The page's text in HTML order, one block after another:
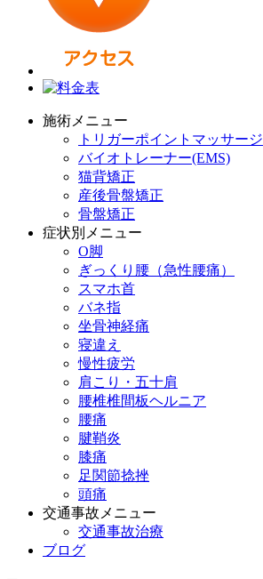
施術メニュー
トリガーポイントマッサージ
バイオトレーナー(EMS)
猫背矯正
産後骨盤矯正
骨盤矯正
症状別メニュー
O脚
ぎっくり腰（急性腰痛）
スマホ首
バネ指
坐骨神経痛
寝違え
慢性疲労
肩こり・五十肩
腰椎椎間板ヘルニア
腰痛
腱鞘炎
膝痛
足関節捻挫
頭痛
交通事故メニュー
交通事故治療
ブログ